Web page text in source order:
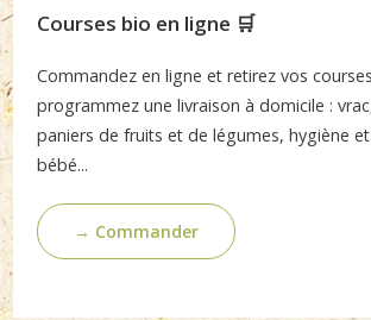
Courses bio en ligne 🛒
Commandez en ligne et retirez vos
programmez une livraison à domicile :
paniers de fruits et de légumes, hygiène
bébé...
→ Commander